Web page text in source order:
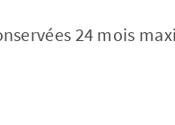
24 mois